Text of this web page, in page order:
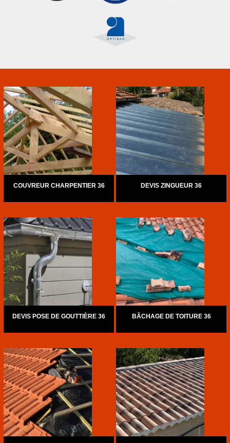
COUVREUR CHARPENTIER 36 DEVIS ZINGUEUR 36
DEVIS POSE DE GOUTTIÈRE 36 BÂCHAGE DE TOITURE 36